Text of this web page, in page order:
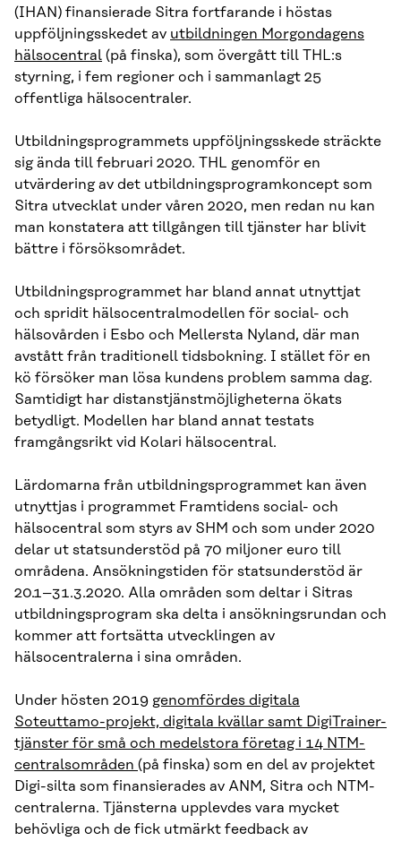
(IHAN) finansierade Sitra fortfarande i höstas
uppföljningsskedet av utbildningen Morgondagens
hälsocentral (på finska), som övergått till THL:s
styrning, i fem regioner och i sammanlagt 25
offentliga hälsocentraler.
Utbildningsprogrammets uppföljningsskede sträckte
sig ända till februari 2020. THL genomför en
utvärdering av det utbildningsprogramkoncept som
Sitra utvecklat under våren 2020, men redan nu kan
man konstatera att tillgången till tjänster har blivit
bättre i försöksområdet.
Utbildningsprogrammet har bland annat utnyttjat
och spridit hälsocentralmodellen för social- och
hälsovården i Esbo och Mellersta Nyland, där man
avstått från traditionell tidsbokning. I stället för en
kö försöker man lösa kundens problem samma dag.
Samtidigt har distanstjänstmöjligheterna ökats
betydligt. Modellen har bland annat testats
framgångsrikt vid Kolari hälsocentral.
Lärdomarna från utbildningsprogrammet kan även
utnyttjas i programmet Framtidens social- och
hälsocentral som styrs av SHM och som under 2020
delar ut statsunderstöd på 70 miljoner euro till
områdena. Ansökningstiden för statsunderstöd är
20.1–31.3.2020. Alla områden som deltar i Sitras
utbildningsprogram ska delta i ansökningsrundan och
kommer att fortsätta utvecklingen av
hälsocentralerna i sina områden.
Under hösten 2019 genomfördes digitala
Soteuttamo-projekt, digitala kvällar samt DigiTrainer-
tjänster för små och medelstora företag i 14 NTM-
centralsområden (på finska) som en del av projektet
Digi-silta som finansierades av ANM, Sitra och NTM-
centralerna. Tjänsterna upplevdes vara mycket
behövliga och de fick utmärkt feedback av